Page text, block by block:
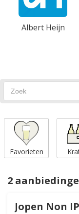
Albert Heijn
Favorieten
2
Jopen Non